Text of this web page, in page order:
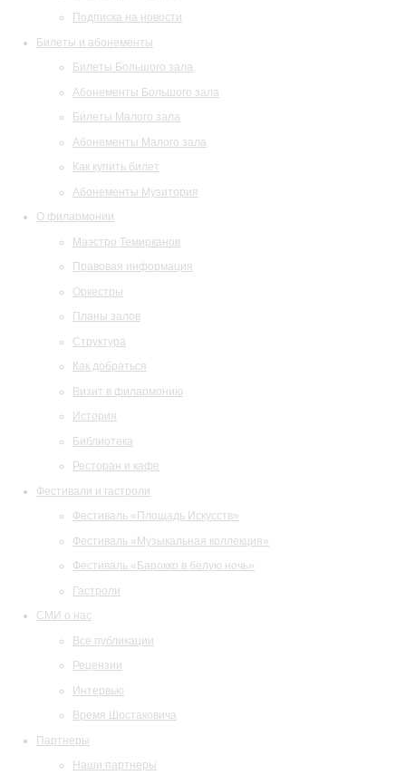
Подписка на новости
Билеты и абонементы
Билеты Большого зала
Абонементы Большого зала
Билеты Малого зала
Абонементы Малого зала
Как купить билет
Абонементы Музитория
О филармонии
Маэстро Темирканов
Правовая информация
Оркестры
Планы залов
Структура
Как добраться
Визит в филармонию
История
Библиотека
Ресторан и кафе
Фестивали и гастроли
Фестиваль «Площадь Искусств»
Фестиваль «Музыкальная коллекция»
Фестиваль «Барокко в белую ночь»
Гастроли
СМИ о нас
Все публикации
Рецензии
Интервью
Время Шостаковича
Партнеры
Наши партнеры